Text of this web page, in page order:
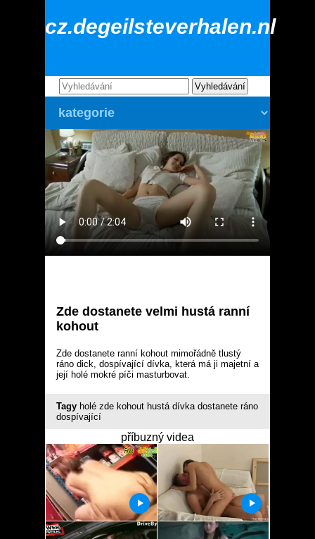
cz.degeilsteverhalen.nl
Zde dostanete velmi hustá ranní
kohout
Zde dostanete ranní kohout mimořádně tlustý
ráno dick, dospívající dívka, která má ji majetní a
její holé mokré píči masturbovat.
Tagy holé zde kohout hustá dívka dostanete ráno
dospívající
příbuzný videa